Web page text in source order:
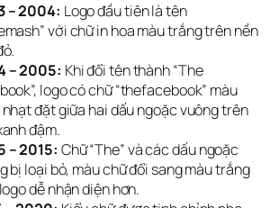
– 2004: Logo đầu tiên là tên
với chữ in hoa màu trắng trên nền
– 2005: Khi đổi tên thành “The
logo có chữ “thefacebook” màu
đặt giữa hai dấu ngoặc vuông trên
đậm.
– 2015: Chữ “The” và các dấu ngoặc
bị loại bỏ, màu chữ đổi sang màu trắng
dễ nhận diện hơn.